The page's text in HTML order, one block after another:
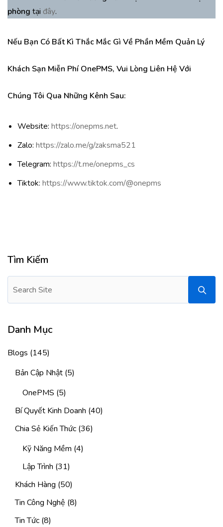
phòng tại đây.
Nếu Bạn Có Bất Kì Thắc Mắc Gì Về Phần Mềm Quản Lý
Khách Sạn Miễn Phí OnePMS, Vui Lòng Liên Hệ Với
Chúng Tôi Qua Những Kênh Sau:
Website: https://onepms.net.
Zalo: https://zalo.me/g/zaksma521
Telegram: https://t.me/onepms_cs
Tiktok: https://www.tiktok.com/@onepms
Tìm Kiếm
Danh Mục
Blogs (145)
Bản Cập Nhật (5)
OnePMS (5)
Bí Quyết Kinh Doanh (40)
Chia Sẻ Kiến Thức (36)
Kỹ Năng Mềm (4)
Lập Trình (31)
Khách Hàng (50)
Tin Công Nghệ (8)
Tin Tức (8)